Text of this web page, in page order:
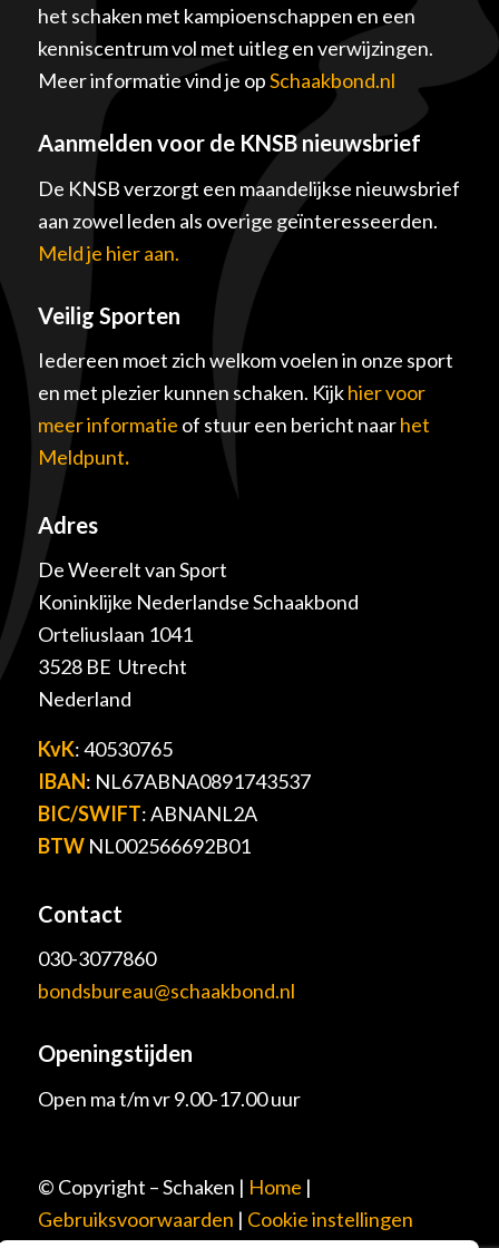
het schaken met kampioenschappen en een
kenniscentrum vol met uitleg en verwijzingen.
Meer informatie vind je opSchaakbond.nl
Aanmelden voor de KNSB nieuwsbrief
De KNSB verzorgt een maandelijkse nieuwsbrief
aan zowel leden als overige geïnteresseerden.
Meld je hier aan.
Veilig Sporten
Iedereen moet zich welkom voelen in onze sport
en met plezier kunnen schaken. Kijkhier voor
meer informatie of stuur een bericht naarhet
Meldpunt.
Adres
De Weerelt van Sport
Koninklijke Nederlandse Schaakbond
Orteliuslaan 1041
3528 BE Utrecht
Nederland
KvK: 40530765
IBAN: NL67ABNA0891743537
BIC/SWIFT: ABNANL2A
BTWNL002566692B01
Contact
030-3077860
bondsbureau@schaakbond.nl
Openingstijden
Open ma t/m vr 9.00-17.00 uur
© Copyright – Schaken | Home |
Gebruiksvoorwaarden | Cookie instellingen